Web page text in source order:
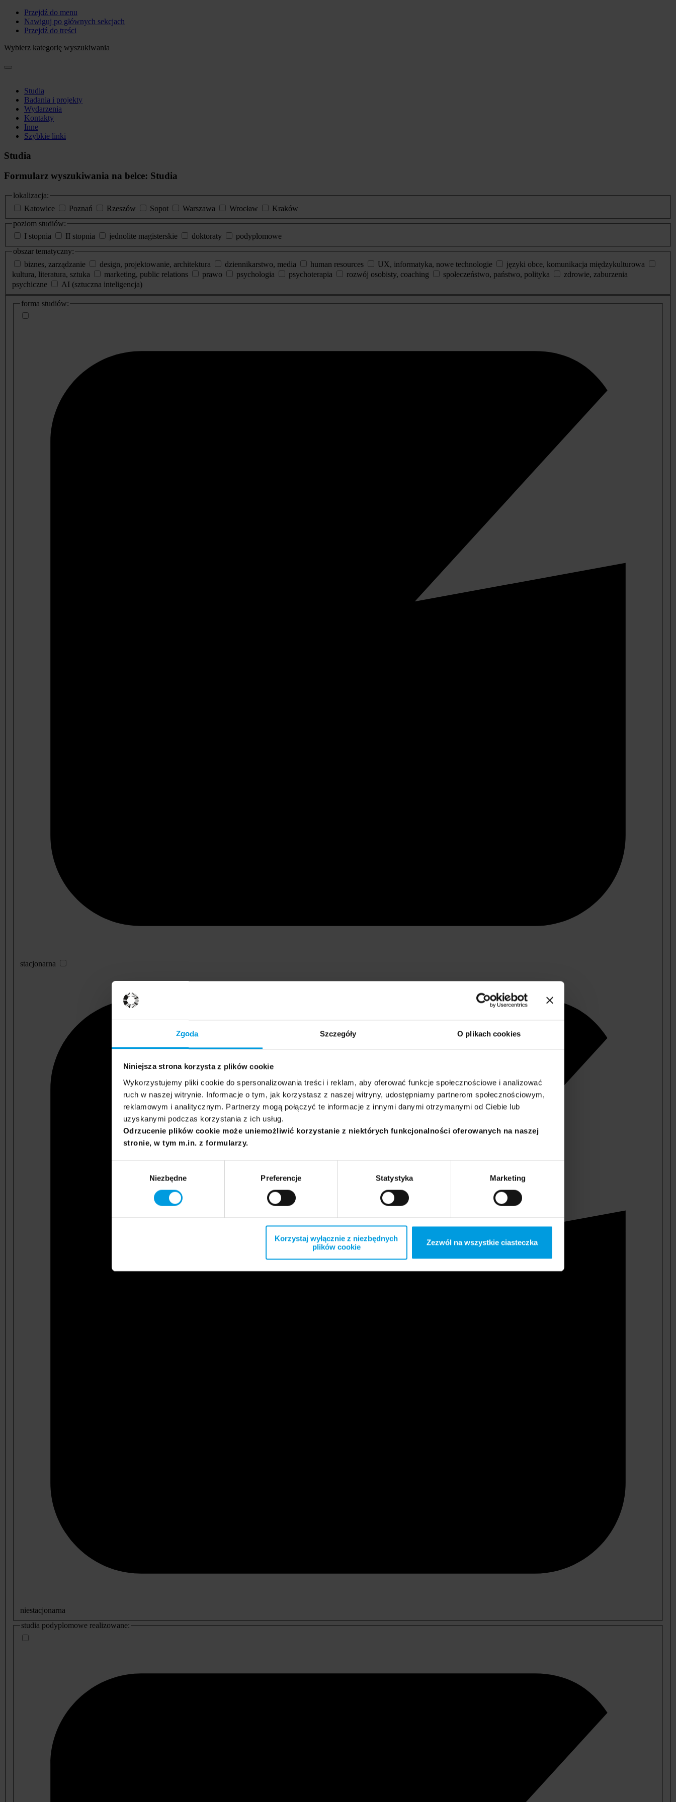
Zgoda Szczegóły O plikach cookies
Niniejsza strona korzysta z plików cookie
Wykorzystujemy pliki cookie do spersonalizowania treści i reklam, aby oferować funkcje społecznościowe i analizować
ruch w naszej witrynie. Informacje o tym, jak korzystasz z naszej witryny, udostępniamy partnerom społecznościowym,
reklamowym i analitycznym. Partnerzy mogą połączyć te informacje z innymi danymi otrzymanymi od Ciebie lub
uzyskanymi podczas korzystania z ich usług.
Odrzucenie plików cookie może uniemożliwić korzystanie z niektórych funkcjonalności oferowanych na naszej
stronie, w tym m.in. z formularzy.
Niezbędne Preferencje Statystyka Marketing
Korzystaj wyłącznie z niezbędnych
plików cookie
Zezwól na wszystkie ciasteczka
Przejdź do menu
Nawiguj po głównych sekcjach
Przejdź do treści
Wybierz kategorię wyszukiwania
Studia
Badania i projekty
Wydarzenia
Kontakty
Inne
Szybkie linki
Studia
Formularz wyszukiwania na belce: Studia
lokalizacja:
Katowice
Poznań Rzeszów Sopot Warszawa Wrocław
Kraków
poziom studiów:
I stopnia
II stopnia jednolite magisterskie doktoraty
podyplomowe
obszar tematyczny:
biznes, zarządzanie
design, projektowanie, architektura dziennikarstwo, media human resources UX, informatyka, nowe technologie
języki obce, komunikacja międzykulturowa
kultura, literatura, sztuka
marketing, public relations prawo psychologia psychoterapia rozwój osobisty, coaching społeczeństwo, państwo, polityka
zdrowie, zaburzenia
psychiczne
AI (sztuczna inteligencja)
dodatkowe
informacje
forma studiów:
stacjonarna
niestacjonarna
studia podyplomowe realizowane: